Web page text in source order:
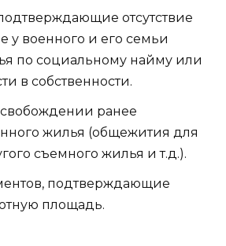
отсутствие
у военного и его семьи
по социальному найму или
в собственности.
ранее
жилья (общежития для
съемного жилья и т.д.).
подтверждающие
площадь.